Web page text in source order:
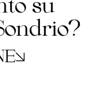
to su
ondrio?
E